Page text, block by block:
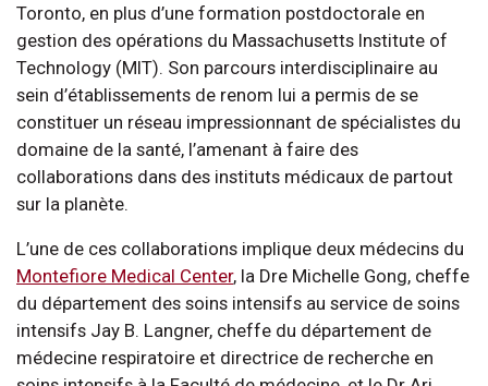
Toronto, en plus d’une formation postdoctorale en
gestion des opérations du Massachusetts Institute of
Technology (MIT). Son parcours interdisciplinaire au
sein d’établissements de renom lui a permis de se
constituer un réseau impressionnant de spécialistes du
domaine de la santé, l’amenant à faire des
collaborations dans des instituts médicaux de partout
sur la planète.
L’une de ces collaborations implique deux médecins du
Montefiore Medical Center, la Dre Michelle Gong, cheffe
du département des soins intensifs au service de soins
intensifs Jay B. Langner, cheffe du département de
médecine respiratoire et directrice de recherche en